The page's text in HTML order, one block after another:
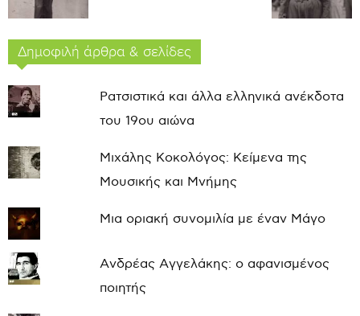
Δημοφιλή άρθρα & σελίδες
Ρατσιστικά και άλλα ελληνικά ανέκδοτα
του 19ου αιώνα
Μιχάλης Κοκολόγος: Κείμενα της
Μουσικής και Μνήμης
Μια οριακή συνομιλία με έναν Μάγο
Ανδρέας Αγγελάκης: ο αφανισμένος
ποιητής